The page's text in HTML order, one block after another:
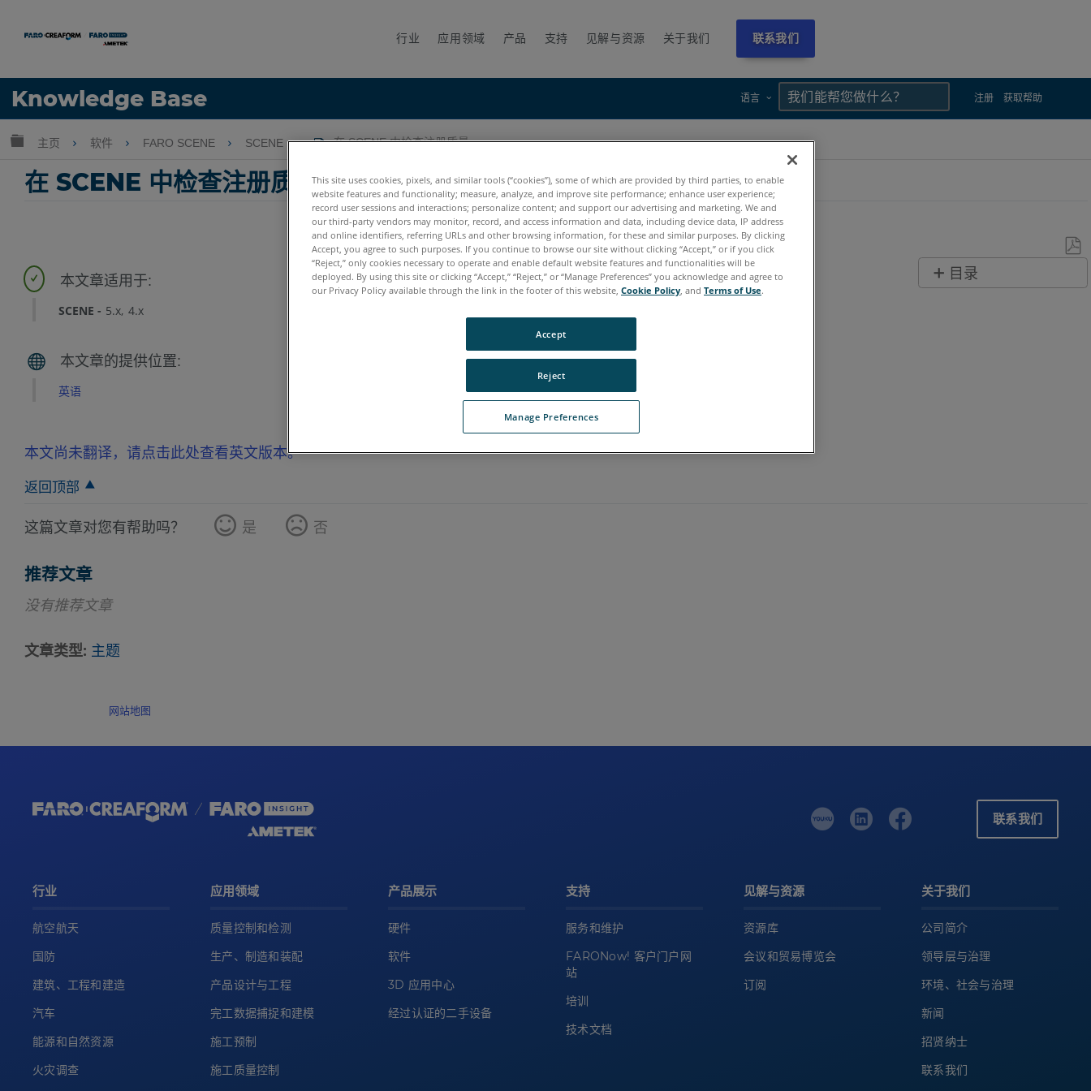
行业 应用领域 产品 支持 见解与资源 关于我们 联系我们
Knowledge Base 语言 注册 获取帮助
语言
扩展/隐缩全局层次
主页 软件 FARO SCENE SCENE 在 SCENE 中检查注册质量
在 SCENE 中检查注册质量
存
目录
SCENE 5.x 4.x
英语
本文尚未翻译，请点击此处查看英文版本。
返回顶部
这篇文章对您有帮助吗？ 是 否
推荐文章
没有推荐文章
文章类型 主题
网站地图
联系我们
行业
航空航天
国防
建筑、工程和建造
汽车
能源和自然资源
火灾调查
应用领域
质量控制和检测
生产、制造和装配
产品设计与工程
完工数据捕捉和建模
施工预制
施工质量控制
产品展示
硬件
软件
3D 应用中心
经过认证的二手设备
支持
服务和维护
FARONow! 客户门户网
站
培训
技术文档
见解与资源
资源库
会议和贸易博览会
订阅
关于我们
公司简介
领导层与治理
环境、社会与治理
新闻
招贤纳士
联系我们
This site uses cookies, pixels, and similar tools (“cookies”), some of which are provided by third parties, to enable
website features and functionality; measure, analyze, and improve site performance; enhance user experience;
record user sessions and interactions; personalize content; and support our advertising and marketing. We and
our third-party vendors may monitor, record, and access information and data, including device data, IP address
and online identifiers, referring URLs and other browsing information, for these and similar purposes. By clicking
Accept, you agree to such purposes. If you continue to browse our site without clicking “Accept,” or if you click
“Reject,” only cookies necessary to operate and enable default website features and functionalities will be
deployed. By using this site or clicking “Accept,” “Reject,” or “Manage Preferences” you acknowledge and agree to
our Privacy Policy available through the link in the footer of this website, Cookie Policy, and Terms of Use.
Manage Preferences
Reject
Accept